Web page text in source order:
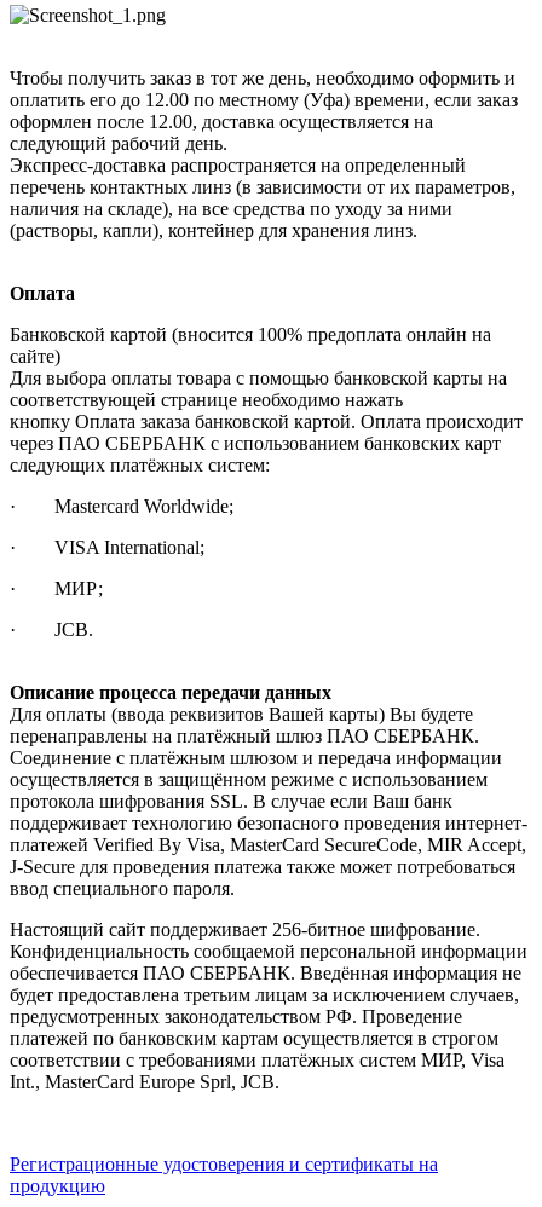
Чтобы получить заказ в тот же день, необходимо оформить и
оплатить его до 12.00 по местному (Уфа) времени, если заказ
оформлен после 12.00, доставка осуществляется на
следующий рабочий день.
Экспресс-доставка распространяется на определенный
перечень контактных линз (в зависимости от их параметров,
наличия на складе), на все средства по уходу за ними
(растворы, капли), контейнер для хранения линз.
Оплата
Банковской картой (вносится 100% предоплата онлайн на
сайте)
Для выбора оплаты товара с помощью банковской карты на
соответствующей странице необходимо нажать
кнопку Оплата заказа банковской картой. Оплата происходит
через ПАО СБЕРБАНК с использованием банковских карт
следующих платёжных систем:
· Mastercard Worldwide;
· VISA International;
· МИР;
· JCB.
Описание процесса передачи данных
Для оплаты (ввода реквизитов Вашей карты) Вы будете
перенаправлены на платёжный шлюз ПАО СБЕРБАНК.
Соединение с платёжным шлюзом и передача информации
осуществляется в защищённом режиме с использованием
протокола шифрования SSL. В случае если Ваш банк
поддерживает технологию безопасного проведения интернет-
платежей Verified By Visa, MasterCard SecureCode, MIR Accept,
J-Secure для проведения платежа также может потребоваться
ввод специального пароля.
Настоящий сайт поддерживает 256-битное шифрование.
Конфиденциальность сообщаемой персональной информации
обеспечивается ПАО СБЕРБАНК. Введённая информация не
будет предоставлена третьим лицам за исключением случаев,
предусмотренных законодательством РФ. Проведение
платежей по банковским картам осуществляется в строгом
соответствии с требованиями платёжных систем МИР, Visa
Int., MasterCard Europe Sprl, JCB.
Регистрационные удостоверения и сертификаты на
продукцию